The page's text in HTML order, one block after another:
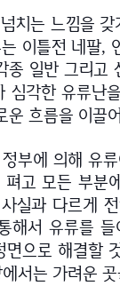
치는 느낌을
이틀전 네팔,
일반 그리고
심각한 유류난
흐름을 이끌
부에 의해 유
고 모든 부분
실과 다르게
해서 유류를 들
으로 해결할
서는 가려운